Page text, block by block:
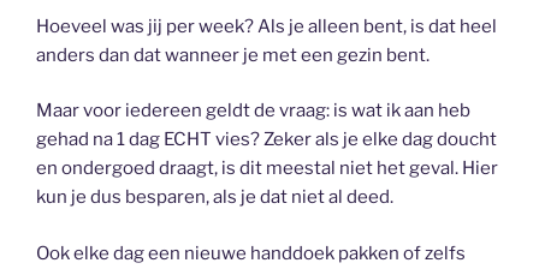
Hoeveel was jij per week? Als je alleen bent, is dat heel
anders dan dat wanneer je met een gezin bent.
Maar voor iedereen geldt de vraag: is wat ik aan heb
gehad na 1 dag ECHT vies? Zeker als je elke dag doucht
en ondergoed draagt, is dit meestal niet het geval. Hier
kun je dus besparen, als je dat niet al deed.
Ook elke dag een nieuwe handdoek pakken of zelfs